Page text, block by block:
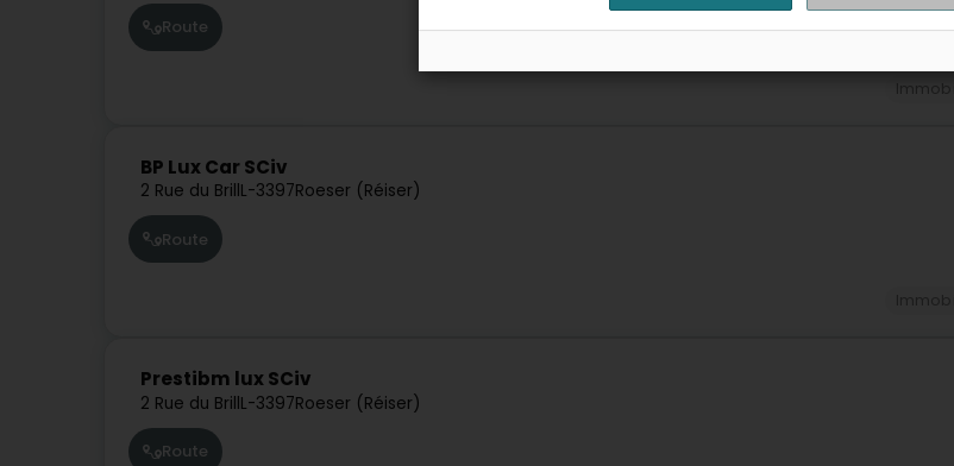
Route
BP Lux Car SCiv
2 Rue du BrillL-3397Roeser (Réiser)
Route
Prestibm lux SCiv
2 Rue du BrillL-3397Roeser (Réiser)
Route